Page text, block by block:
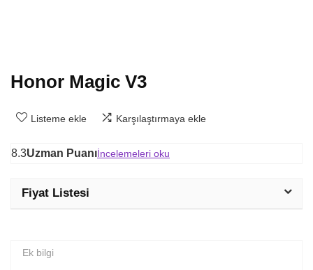
Honor Magic V3
Listeme ekle Karşılaştırmaya ekle
8.3Uzman Puanıİncelemeleri oku
Fiyat Listesi
Ek bilgi